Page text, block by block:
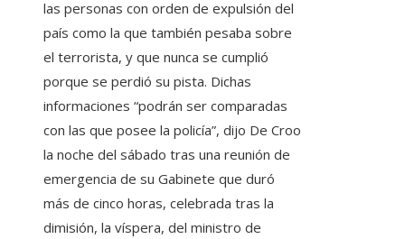
las personas con orden de expulsión del
país como la que también pesaba sobre
el terrorista, y que nunca se cumplió
porque se perdió su pista. Dichas
informaciones “podrán ser comparadas
con las que posee la policía”, dijo De Croo
la noche del sábado tras una reunión de
emergencia de su Gabinete que duró
más de cinco horas, celebrada tras la
dimisión, la víspera, del ministro de